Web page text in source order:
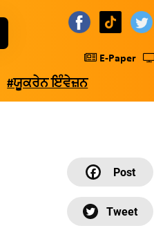
E-Paper
#ਯੂਕਰੇਨ ਇੰਵੇਜ਼ਨ